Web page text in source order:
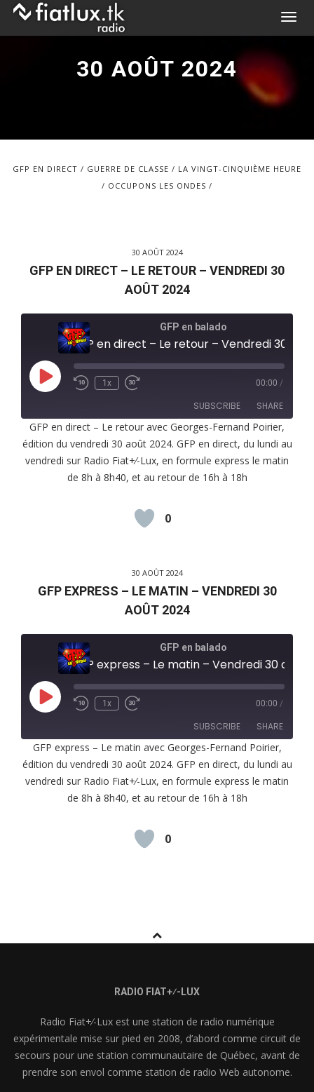
Skip
T
o
e
a
i
30 AOÛT 2024
GFP EN DIRECT GUERRE DE CLASSE
LA VINGT-CINQUIÈME HEURE
OCCUPONS LES ONDES
30 AOÛT 2024
GFP EN DIRECT – LE RETOUR – VENDREDI 30
AOÛT 2024
GFP en balado
Play
Episode
1x 00:00 /
SUBSCRIBE SHARE
RSS FEED
SHARE
GFP en direct – Le retour avec Georges-Fernand Poirier,
édition du vendredi 30 août 2024. GFP en direct, du lundi au
vendredi sur Radio Fiat+⁄-Lux, en formule express le matin
de 8h à 8h40, et au retour de 16h à 18h
0
30 AOÛT 2024
GFP EXPRESS – LE MATIN – VENDREDI 30
AOÛT 2024
GFP en balado
Play
Episode
1x 00:00 /
SUBSCRIBE SHARE
RSS FEED
SHARE
GFP express – Le matin avec Georges-Fernand Poirier,
édition du vendredi 30 août 2024. GFP en direct, du lundi au
vendredi sur Radio Fiat+⁄-Lux, en formule express le matin
de 8h à 8h40, et au retour de 16h à 18h
0
RADIO FIAT+⁄-LUX
Radio Fiat+⁄-Lux est une station de radio numérique
expérimentale mise sur pied en 2008, d’abord comme circuit de
secours pour une station communautaire de Québec, avant de
prendre son envol comme station de radio Web autonome.